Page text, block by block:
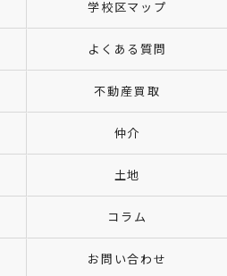
学校区マップ
よくある質問
不動産買取
仲介
土地
コラム
お問い合わせ